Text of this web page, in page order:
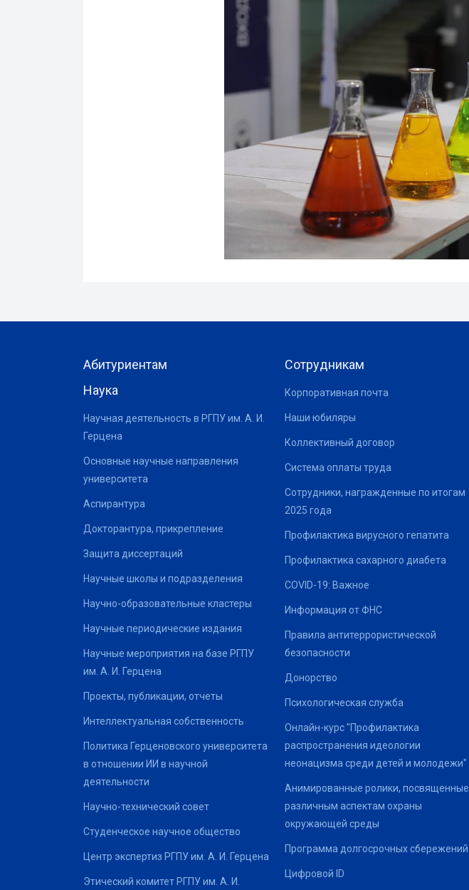
Абитуриентам
Наука
Научная деятельность в РГПУ им. А. И.
Герцена
Основные научные направления
университета
Аспирантура
Докторантура, прикрепление
Защита диссертаций
Научные школы и подразделения
Научно-образовательные кластеры
Научные периодические издания
Научные мероприятия на базе РГПУ
им. А. И. Герцена
Проекты, публикации, отчеты
Интеллектуальная собственность
Политика Герценовского университета
в отношении ИИ в научной
деятельности
Научно-технический совет
Студенческое научное общество
Центр экспертиз РГПУ им. А. И. Герцена
Этический комитет РГПУ им. А. И.
Сотрудникам
Корпоративная почта
Наши юбиляры
Коллективный договор
Система оплаты труда
Сотрудники, награжденные по итогам
2025 года
Профилактика вирусного гепатита
Профилактика сахарного диабета
COVID-19: Важное
Информация от ФНС
Правила антитеррористической
безопасности
Донорство
Психологическая служба
Онлайн-курс "Профилактика
распространения идеологии
неонацизма среди детей и молодежи"
Анимированные ролики, посвященные
различным аспектам охраны
окружающей среды
Программа долгосрочных сбережений
Цифровой ID